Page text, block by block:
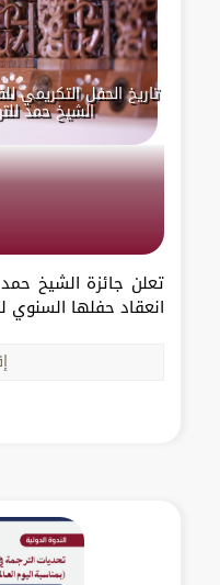
تاريخ الحفل التكريمي
الشيخ حمد
تعلن جائزة الشيخ
انعقاد حفلها السنوي